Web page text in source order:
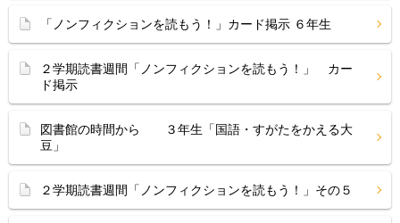
「ノンフィクションを読もう！」カード掲示 ６年生
２学期読書週間「ノンフィクションを読もう！」 カー
ド掲示
図書館の時間から ３年生「国語・すがたをかえる大
豆」
２学期読書週間「ノンフィクションを読もう！」その５